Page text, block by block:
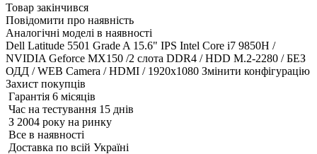
Товар закінчився
Повідомити про наявність
Аналогічні моделі в наявності
Dell Latitude 5501 Grade A 15.6" IPS Intel Core i7 9850H /
NVIDIA Geforce MX150 /2 слота DDR4 / HDD M.2-2280 / БЕЗ
ОДД / WEB Camera / HDMI / 1920x1080 Змінити конфігурацію
Захист покупців
Гарантія 6 місяців
Час на тестування 15 днів
З 2004 року на ринку
Все в наявності
Доставка по всій Україні